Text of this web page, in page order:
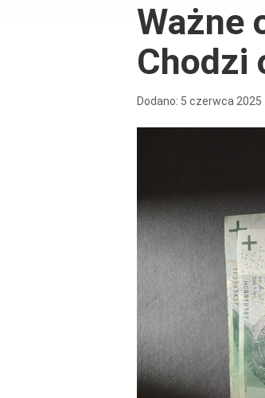
Ważne
Chodzi
Dodano: 5 czerwca 2025